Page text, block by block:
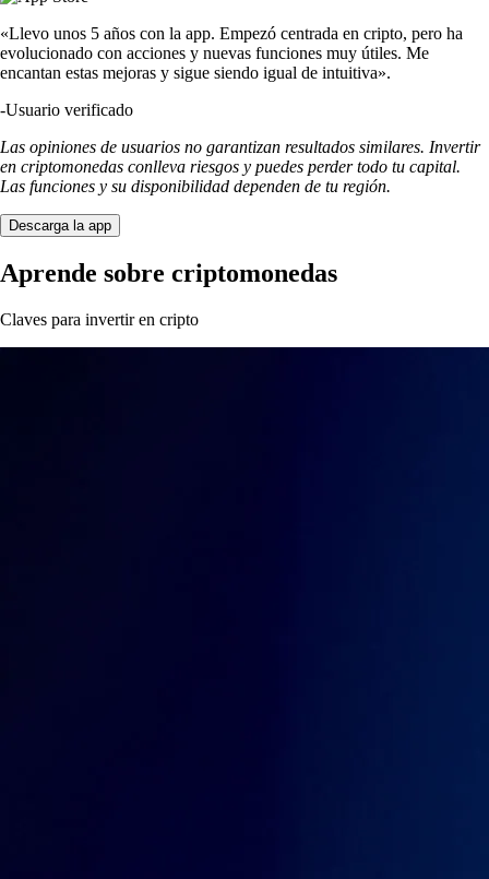
«Llevo unos 5 años con la app. Empezó centrada en cripto, pero ha
evolucionado con acciones y nuevas funciones muy útiles. Me
encantan estas mejoras y sigue siendo igual de intuitiva».
-Usuario verificado
Las opiniones de usuarios no garantizan resultados similares. Invertir
en criptomonedas conlleva riesgos y puedes perder todo tu capital.
Las funciones y su disponibilidad dependen de tu región.
Descarga la app
Aprende sobre criptomonedas
Claves para invertir en cripto